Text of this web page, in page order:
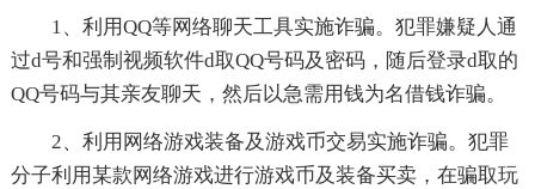
1、利用QQ等网络聊天工具实施诈骗。犯罪嫌疑人通
过d号和强制视频软件d取QQ号码及密码，随后登录d取的
QQ号码与其亲友聊天，然后以急需用钱为名借钱诈骗。
2、利用网络游戏装备及游戏币交易实施诈骗。犯罪
分子利用某款网络游戏进行游戏币及装备买卖，在骗取玩